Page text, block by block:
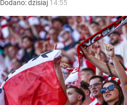
Dodano:dzisiaj 14:55